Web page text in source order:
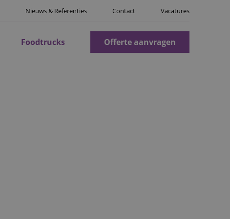
Nieuws & Referenties Contact Vacatures
Foodtrucks Offerte aanvragen